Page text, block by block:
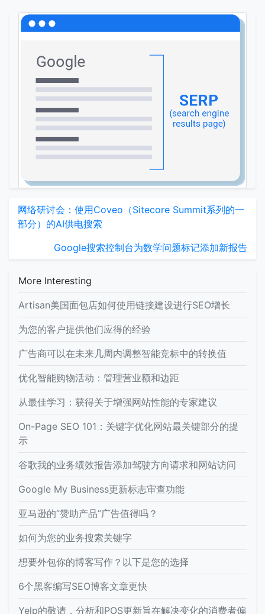
网络研讨会：使用Coveo（Sitecore Summit系列的一
部分）的AI供电搜索
Google搜索控制台为数学问题标记添加新报告
More Interesting
Artisan美国面包店如何使用链接建设进行SEO增长
为您的客户提供他们应得的经验
广告商可以在未来几周内调整智能竞标中的转换值
优化智能购物活动：管理营业额和边距
从最佳学习：获得关于增强网站性能的专家建议
On-Page SEO 101：关键字优化网站最关键部分的提
示
谷歌我的业务绩效报告添加驾驶方向请求和网站访问
Google My Business更新标志审查功能
亚马逊的“赞助产品”广告值得吗？
如何为您的业务搜索关键字
想要外包你的博客写作？以下是您的选择
6个黑客编写SEO博客文章更快
Yelp的敬请，分析和POS更新旨在解决变化的消费者偏